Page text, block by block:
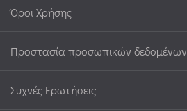
Όροι Χρήσης
Προστασία προσωπικών δεδομένων
Συχνές Ερωτήσεις